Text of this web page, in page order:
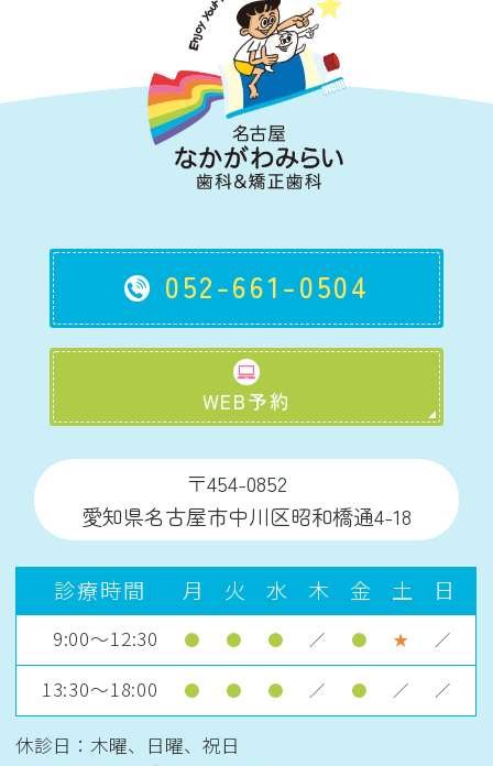
052-661-0504
WEB予約
〒454-0852
愛知県名古屋市中川区昭和橋通4-18
診療時間 月 火 水 木 金 土 日
9:00～12:30 ● ● ● ／ ● ★ ／
13:30～18:00 ● ● ● ／ ● ／ ／
休診日：木曜、日曜、祝日